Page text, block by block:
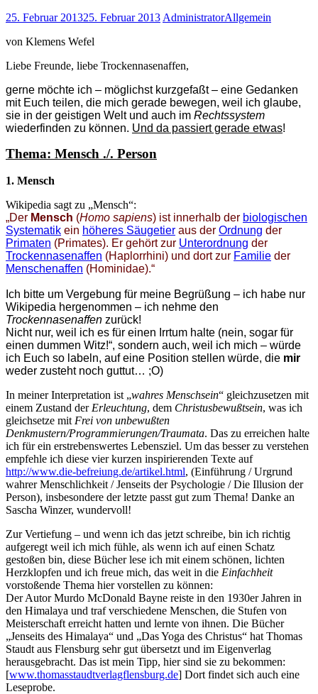
25. Februar 201325. Februar 2013 AdministratorAllgemein
von Klemens Wefel
Liebe Freunde, liebe Trockennasenaffen,
gerne möchte ich – möglichst kurzgefaßt – eine Gedanken
mit Euch teilen, die mich gerade bewegen, weil ich glaube,
sie in der geistigen Welt und auch im Rechtssystem
wiederfinden zu können. Und da passiert gerade etwas!
Thema: Mensch ./. Person
1. Mensch
Wikipedia sagt zu „Mensch“:
„Der Mensch (Homo sapiens) ist innerhalb der biologischen
Systematik ein höheres Säugetier aus der Ordnung der
Primaten (Primates). Er gehört zur Unterordnung der
Trockennasenaffen (Haplorrhini) und dort zur Familie der
Menschenaffen (Hominidae).“
Ich bitte um Vergebung für meine Begrüßung – ich habe nur
Wikipedia hergenommen – ich nehme den
Trockennasenaffen zurück!
Nicht nur, weil ich es für einen Irrtum halte (nein, sogar für
einen dummen Witz!“, sondern auch, weil ich mich – würde
ich Euch so labeln, auf eine Position stellen würde, die mir
weder zusteht noch guttut… ;O)
In meiner Interpretation ist „wahres Menschsein“ gleichzusetzen mit
einem Zustand der Erleuchtung, dem Christusbewußtsein, was ich
gleichsetze mit Frei von unbewußten
Denkmustern/Programmierungen/Traumata. Das zu erreichen halte
ich für ein erstrebenswertes Lebensziel. Um das besser zu verstehen
empfehle ich diese vier kurzen inspirierenden Texte auf
http://www.die-befreiung.de/artikel.html, (Einführung / Urgrund
wahrer Menschlichkeit / Jenseits der Psychologie / Die Illusion der
Person), insbesondere der letzte passt gut zum Thema! Danke an
Sascha Winzer, wundervoll!
Zur Vertiefung – und wenn ich das jetzt schreibe, bin ich richtig
aufgeregt weil ich mich fühle, als wenn ich auf einen Schatz
gestoßen bin, diese Bücher lese ich mit einem schönen, lichten
Herzklopfen und ich freue mich, das weit in die Einfachheit
vorstoßende Thema hier vorstellen zu können:
Der Autor Murdo McDonald Bayne reiste in den 1930er Jahren in
den Himalaya und traf verschiedene Menschen, die Stufen von
Meisterschaft erreicht hatten und lernte von ihnen. Die Bücher
„Jenseits des Himalaya“ und „Das Yoga des Christus“ hat Thomas
Staudt aus Flensburg sehr gut übersetzt und im Eigenverlag
herausgebracht. Das ist mein Tipp, hier sind sie zu bekommen:
[www.thomasstaudtverlagflensburg.de] Dort findet sich auch eine
Leseprobe.